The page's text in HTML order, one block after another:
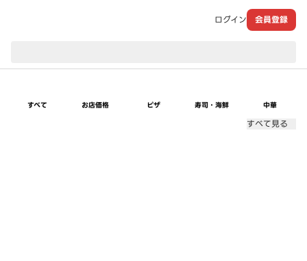
ログイン 会員登録
すべて お店価格 ピザ 寿司・海鮮 中華
すべて見る